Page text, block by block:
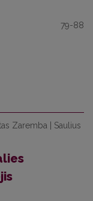
79-88
Zaremba | Saulius